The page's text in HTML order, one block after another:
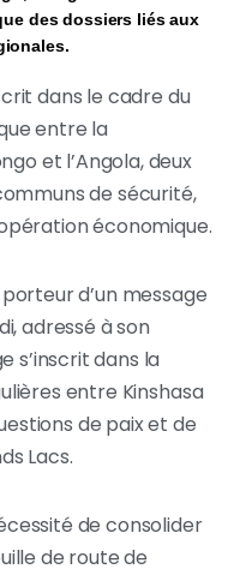
des dossiers liés aux
dans le cadre du
entre la
et l’Angola, deux
de sécurité,
économique.
d’un message
adressé à son
s’inscrit dans la
entre Kinshasa
de paix et de
Lacs.
de consolider
de route de